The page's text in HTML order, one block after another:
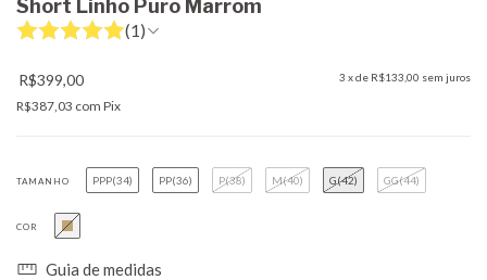
Short Linho Puro Marrom
(1)
R$399,00 3 x de R$133,00 sem juros
R$387,03 com Pix
TAMANHO PPP(34) PP(36) P(38) M(40) G(42) GG(44)
COR
Guia de medidas